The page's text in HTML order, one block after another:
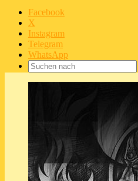
Facebook
X
Instagram
Telegram
WhatsApp